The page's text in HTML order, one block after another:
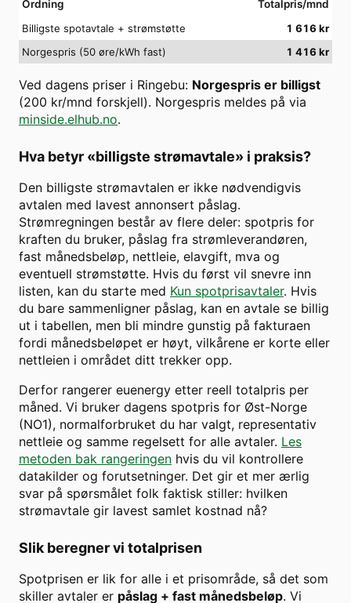
Ordning
Totalpris/mnd
Billigste spotavtale + strømstøtte
1 616 kr
Norgespris (50 øre/kWh fast)
1 416 kr
Ved dagens priser i Ringebu: Norgespris er billigst
(200 kr/mnd forskjell). Norgespris meldes på via
minside.elhub.no.
Hva betyr «billigste strømavtale» i praksis?
Den billigste strømavtalen er ikke nødvendigvis
avtalen med lavest annonsert påslag.
Strømregningen består av flere deler: spotpris for
kraften du bruker, påslag fra strømleverandøren,
fast månedsbeløp, nettleie, elavgift, mva og
eventuell strømstøtte. Hvis du først vil snevre inn
listen, kan du starte med Kun spotprisavtaler. Hvis
du bare sammenligner påslag, kan en avtale se billig
ut i tabellen, men bli mindre gunstig på fakturaen
fordi månedsbeløpet er høyt, vilkårene er korte eller
nettleien i området ditt trekker opp.
Derfor rangerer euenergy etter reell totalpris per
måned. Vi bruker dagens spotpris for Øst-Norge
(NO1), normalforbruket du har valgt, representativ
nettleie og samme regelsett for alle avtaler. Les
metoden bak rangeringen hvis du vil kontrollere
datakilder og forutsetninger. Det gir et mer ærlig
svar på spørsmålet folk faktisk stiller: hvilken
strømavtale gir lavest samlet kostnad nå?
Slik beregner vi totalprisen
Spotprisen er lik for alle i et prisområde, så det som
skiller avtaler er påslag + fast månedsbeløp. Vi